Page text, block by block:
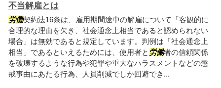
不当解雇とは
労働契約法16条は、雇用期間途中の解雇について「客観的に
合理的な理由を欠き、社会通念上相当であると認められない
場合」は無効であると規定しています。判例は「社会通念上
相当」であるといえるためには、使用者と 労働者の信頼関係
を破壊するような行為や犯罪や重大なハラスメントなどの懲
戒事由にあたる行為、人員削減でしか回避でき...